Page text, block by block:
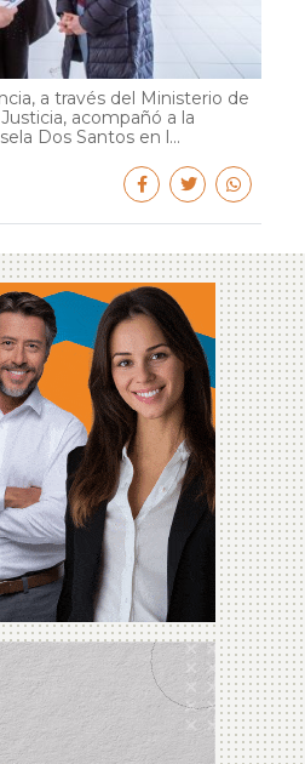
a través del Ministerio de
acompañó a la
Dos Santos en l...